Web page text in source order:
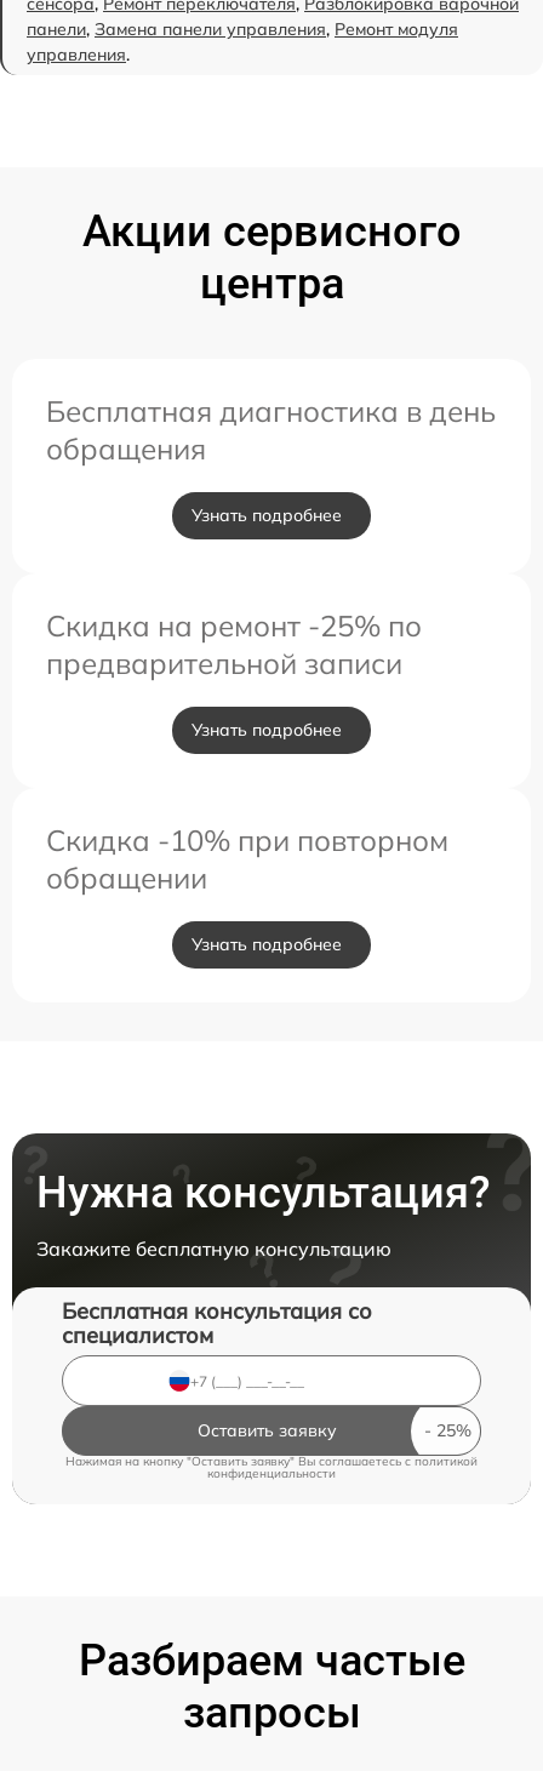
панели, Замена панели управления, Ремонт модуля
управления.
Акции сервисного
центра
Бесплатная диагностика в день
обращения
Узнать подробнее
Скидка на ремонт -25% по
предварительной записи
Узнать подробнее
Скидка -10% при повторном
обращении
Узнать подробнее
Нужна консультация?
Закажите бесплатную консультацию
Бесплатная консультация со
специалистом
Оставить заявку
Нажимая на кнопку "Оставить заявку" Вы соглашаетесь c политикой
конфиденциальности
Разбираем частые
запросы